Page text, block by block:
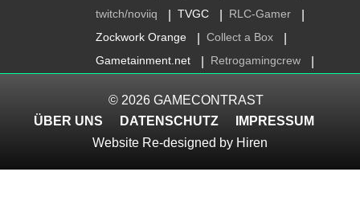
twitch/noviiq TVGC RLC-Gamer
Zockwork Orange Collect a Box
Gametainment.net Retrogamingcrew
© 2026 GAMECONTRAST
ÜBER UNS
DATENSCHUTZ
IMPRESSUM
Website Re-designed by Hiren